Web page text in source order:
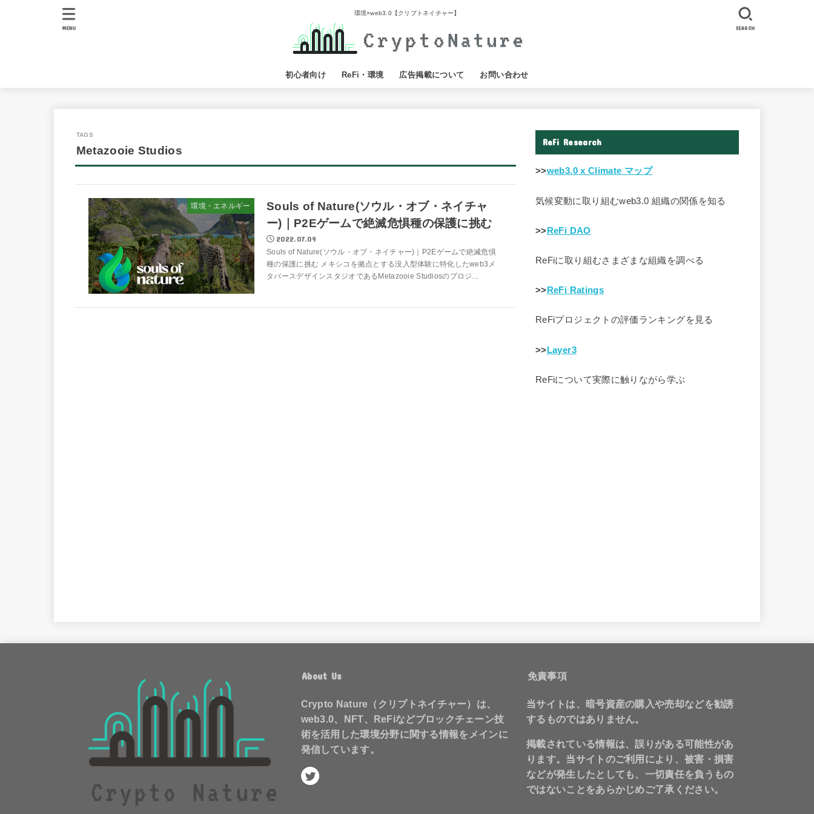
環境×web3.0【クリプトネイチャー】
初心者向け ReFi・環境 広告掲載について お問い合わせ
SEARCH
MENU
Metazooie Studios
環境・エネルギー
Souls of Nature(ソウル・オブ・ネイチャ
ー)｜P2Eゲームで絶滅危惧種の保護に挑む
2022.07.09
Souls of Nature(ソウル・オブ・ネイチャー)｜P2Eゲームで絶滅危惧
種の保護に挑む メキシコを拠点とする没入型体験に特化したweb3メ
タバースデザインスタジオであるMetazooie Studiosのプロジ...
ReFi Research
>>web3.0 x Climate マップ
気候変動に取り組むweb3.0 組織の関係を知る
>> ReFi DAO
ReFiに取り組むさまざまな組織を調べる
>> ReFi Ratings
ReFiプロジェクトの評価ランキングを見る
>>Layer3
ReFiについて実際に触りながら学ぶ
About Us
Crypto Nature（クリプトネイチャー）は、
web3.0、NFT、ReFiなどブロックチェーン技
術を活用した環境分野に関する情報をメインに
発信しています。
免責事項
当サイトは、暗号資産の購入や売却などを勧誘
するものではありません。
掲載されている情報は、誤りがある可能性があ
ります。当サイトのご利用により、被害・損害
などが発生したとしても、一切責任を負うもの
ではないことをあらかじめご了承ください。